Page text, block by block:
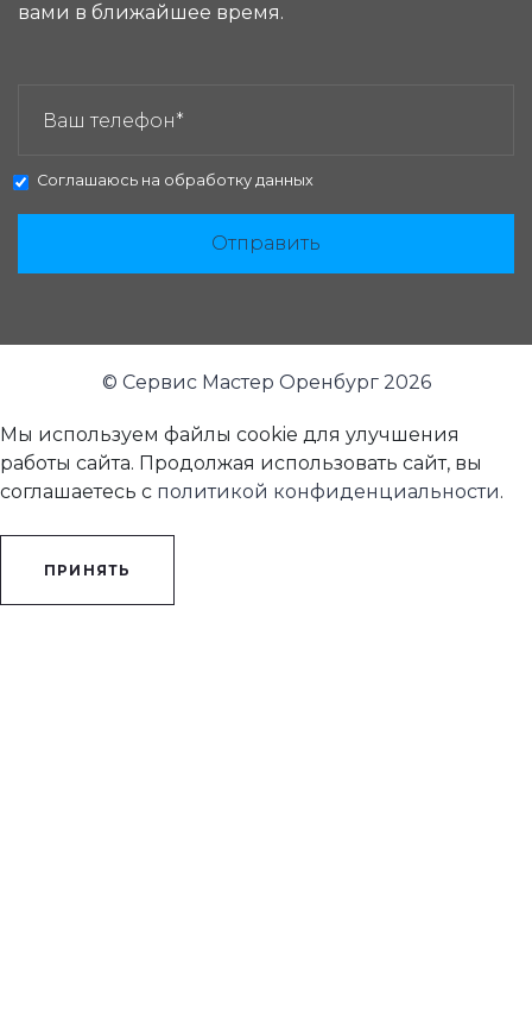
вами в ближайшее время.
Соглашаюсь на обработку данных
Отправить
© Сервис Мастер Оренбург 2026
Мы используем файлы cookie для улучшения
работы сайта. Продолжая использовать сайт, вы
соглашаетесь с политикой конфиденциальности.
ПРИНЯТЬ